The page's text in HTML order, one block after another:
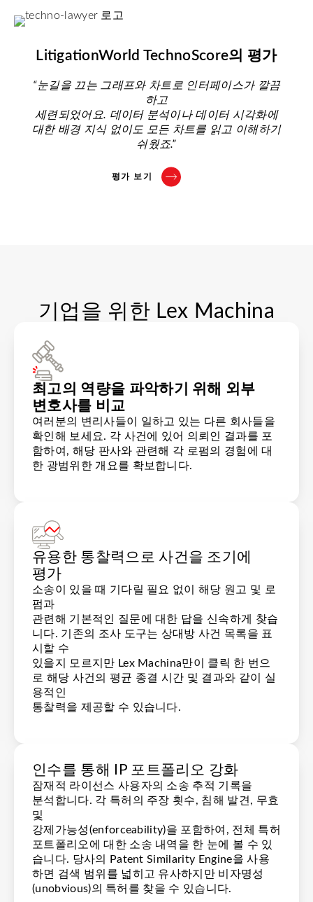
LitigationWorld TechnoScore의 평가
“눈길을 끄는 그래프와 차트로 인터페이스가 깔끔
하고
세련되었어요. 데이터 분석이나 데이터 시각화에
대한 배경 지식 없이도 모든 차트를 읽고 이해하기
쉬웠죠.”
평가 보기
기업을 위한 Lex Machina
최고의 역량을 파악하기 위해 외부
변호사를 비교
여러분의 변리사들이 일하고 있는 다른 회사들을
확인해 보세요. 각 사건에 있어 의뢰인 결과를 포
함하여, 해당 판사와 관련해 각 로펌의 경험에 대
한 광범위한 개요를 확보합니다.
유용한 통찰력으로 사건을 조기에
평가
소송이 있을 때 기다릴 필요 없이 해당 원고 및 로
펌과
관련해 기본적인 질문에 대한 답을 신속하게 찾습
니다. 기존의 조사 도구는 상대방 사건 목록을 표
시할 수
있을지 모르지만 Lex Machina만이 클릭 한 번으
로 해당 사건의 평균 종결 시간 및 결과와 같이 실
용적인
통찰력을 제공할 수 있습니다.
인수를 통해 IP 포트폴리오 강화
잠재적 라이선스 사용자의 소송 추적 기록을
분석합니다. 각 특허의 주장 횟수, 침해 발견, 무효
및
강제가능성(enforceability)을 포함하여, 전체 특허
포트폴리오에 대한 소송 내역을 한 눈에 볼 수 있
습니다. 당사의 Patent Similarity Engine을 사용
하면 검색 범위를 넓히고 유사하지만 비자명성
(unobvious)의 특허를 찾을 수 있습니다.